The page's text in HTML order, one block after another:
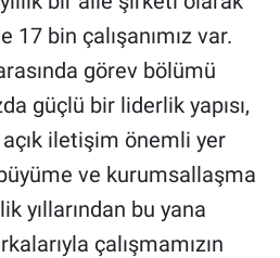
17 bin çalışanımız var.
görev bölümü
güçlü bir liderlik yapısı,
açık iletişim önemli yer
ve kurumsallaşma
yıllarından bu yana
çalışmamızın